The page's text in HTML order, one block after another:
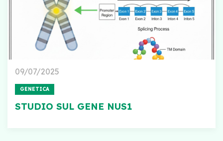
09/07/2025
GENETICA
STUDIO SUL GENE NUS1